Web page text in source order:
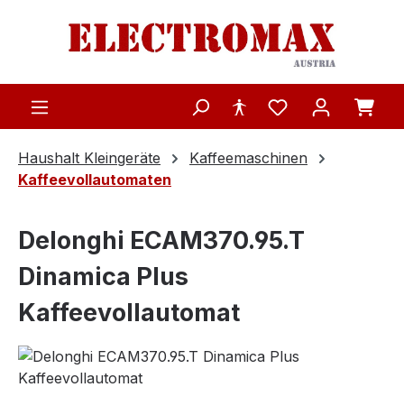
Zum Hauptinhalt springen
Haushalt Kleingeräte
Kaffeemaschinen
Kaffeevollautomaten
Delonghi ECAM370.95.T
Dinamica Plus
Kaffeevollautomat
Bildergalerie überspringen